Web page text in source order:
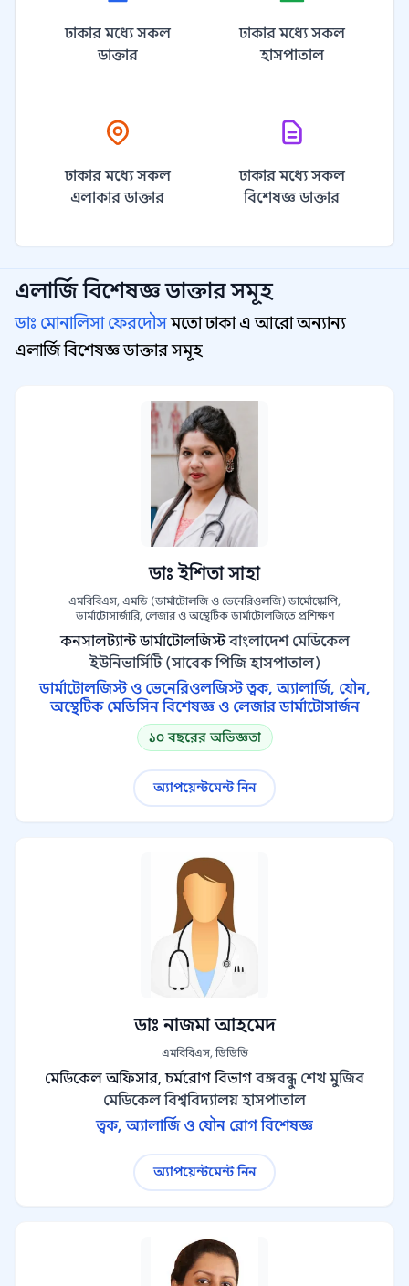
ঢাকার মধ্যে সকল
ডাক্তার
ঢাকার মধ্যে সকল
হাসপাতাল
ঢাকার মধ্যে সকল
এলাকার ডাক্তার
ঢাকার মধ্যে সকল
বিশেষজ্ঞ ডাক্তার
এলার্জি বিশেষজ্ঞ ডাক্তার সমূহ
ডাঃ মোনালিসা ফেরদৌসমতো ঢাকা এ আরো অন্যান্য
এলার্জি বিশেষজ্ঞ ডাক্তার সমূহ
ডাঃ ইশিতা সাহা
এমবিবিএস, এমডি (ডার্মাটোলজি ও ভেনেরিওলজি) ডার্মোস্কোপি,
ডার্মাটোসার্জারি, লেজার ও অস্থেটিক ডার্মাটোলজিতে প্রশিক্ষণ
কনসালট্যান্ট ডার্মাটোলজিস্ট বাংলাদেশ মেডিকেল
ইউনিভার্সিটি (সাবেক পিজি হাসপাতাল)
ডার্মাটোলজিস্ট ও ভেনেরিওলজিস্ট ত্বক, অ্যালার্জি, যৌন,
অস্থেটিক মেডিসিন বিশেষজ্ঞ ও লেজার ডার্মাটোসার্জন
১০ বছরের অভিজ্ঞতা
অ্যাপয়েন্টমেন্ট নিন
ডাঃ নাজমা আহমেদ
এমবিবিএস, ডিডিভি
মেডিকেল অফিসার, চর্মরোগ বিভাগ বঙ্গবন্ধু শেখ মুজিব
মেডিকেল বিশ্ববিদ্যালয় হাসপাতাল
ত্বক, অ্যালার্জি ও যৌন রোগ বিশেষজ্ঞ
অ্যাপয়েন্টমেন্ট নিন